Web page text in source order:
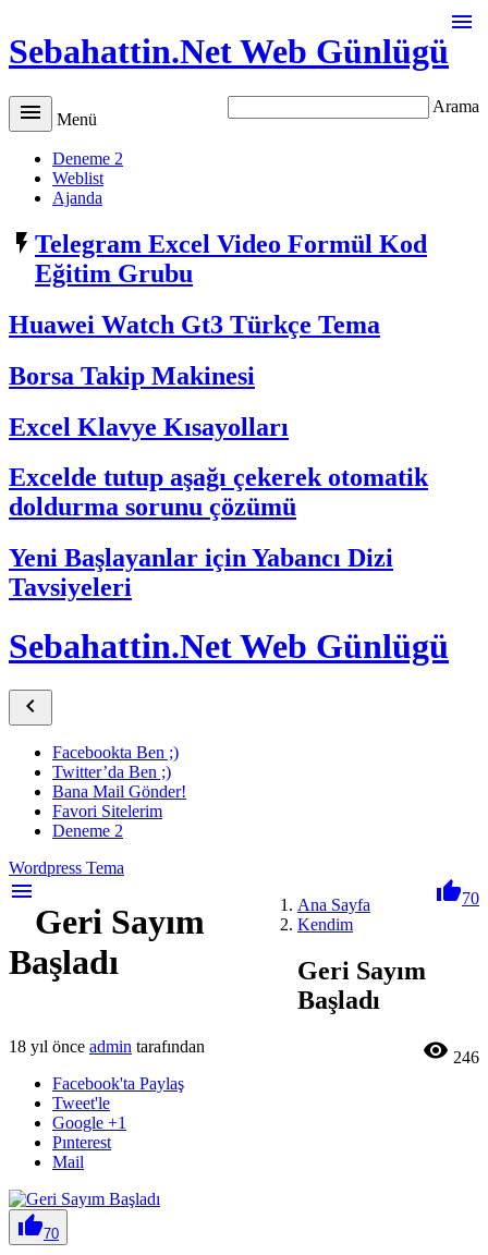
Sebahattin.Net Web Günlügü

Arama
 Menü
Deneme 2
Weblist
Ajanda
 Telegram Excel Video Formül Kod
Eğitim Grubu
Huawei Watch Gt3 Türkçe Tema
Borsa Takip Makinesi
Excel Klavye Kısayolları
Excelde tutup aşağı çekerek otomatik
doldurma sorunu çözümü
Yeni Başlayanlar için Yabancı Dizi
Tavsiyeleri
Sebahattin.Net Web Günlügü

Facebookta Ben ;)
Twitter’da Ben ;)
Bana Mail Gönder!
Favori Sitelerim
Deneme 2
Wordpress Tema
menu
Geri Sayım
Başladı
70
Ana Sayfa
Kendim
Geri Sayım
Başladı
18 yıl önce admin tarafından  246
Facebook'ta Paylaş
Tweet'le
Google +1
Pınterest
Mail
70